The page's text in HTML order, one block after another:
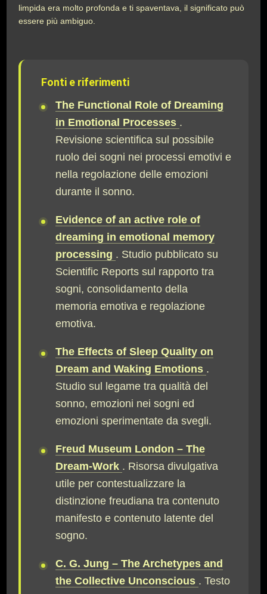
limpida era molto profonda e ti spaventava, il significato può
essere più ambiguo.
Fonti e riferimenti
The Functional Role of Dreaming
in Emotional Processes .
Revisione scientifica sul possibile
ruolo dei sogni nei processi emotivi e
nella regolazione delle emozioni
durante il sonno.
Evidence of an active role of
dreaming in emotional memory
processing . Studio pubblicato su
Scientific Reports sul rapporto tra
sogni, consolidamento della
memoria emotiva e regolazione
emotiva.
The Effects of Sleep Quality on
Dream and Waking Emotions .
Studio sul legame tra qualità del
sonno, emozioni nei sogni ed
emozioni sperimentate da svegli.
Freud Museum London – The
Dream-Work . Risorsa divulgativa
utile per contestualizzare la
distinzione freudiana tra contenuto
manifesto e contenuto latente del
sogno.
C. G. Jung – The Archetypes and
the Collective Unconscious . Testo